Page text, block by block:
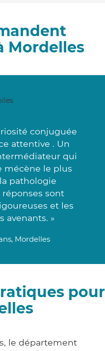
Mordelles
conjuguée
attentive . Un
qui
mécène le plus
pathologie
réponses sont
et les
avenants. »
Mordelles
pour
le département